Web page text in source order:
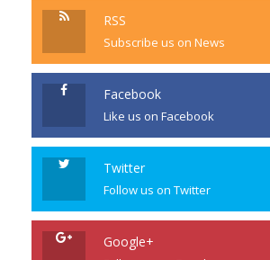
RSS
Subscribe us on News
Facebook
Like us on Facebook
Twitter
Follow us on Twitter
Google+